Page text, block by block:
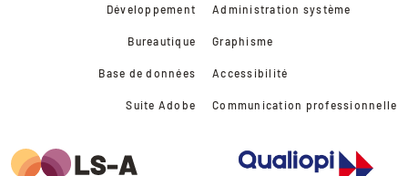
Développement
Bureautique
Base de données
Suite Adobe
Administration système
Graphisme
Accessibilité
Communication professionnelle